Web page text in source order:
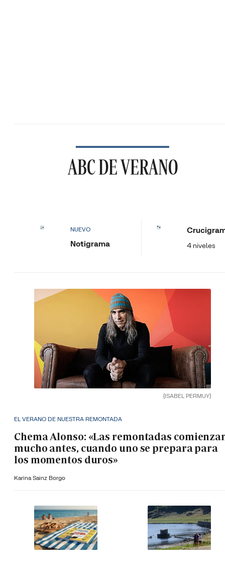
ABC DE VERANO
NUEVO
Notigrama 4 niveles
(ISABEL PERMUY)
EL VERANO DE NUESTRA REMONTADA
Chema Alonso: «Las remontadas
mucho antes, cuando uno se prepara para
los momentos duros»
Karina Sainz Borgo